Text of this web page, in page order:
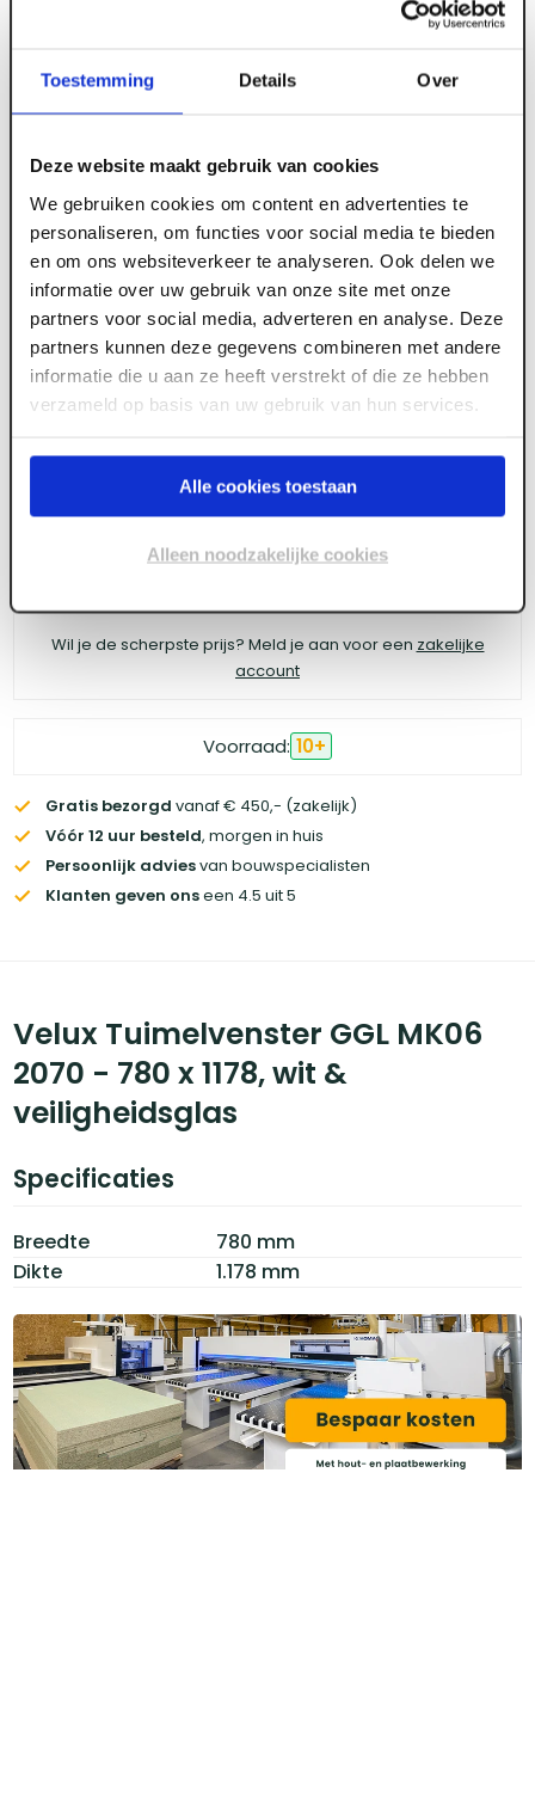
Toestemming Details Over
Deze website maakt gebruik van cookies
We gebruiken cookies om content en advertenties te
personaliseren, om functies voor social media te bieden
en om ons websiteverkeer te analyseren. Ook delen we
informatie over uw gebruik van onze site met onze
partners voor social media, adverteren en analyse. Deze
partners kunnen deze gegevens combineren met andere
informatie die u aan ze heeft verstrekt of die ze hebben
verzameld op basis van uw gebruik van hun services.
Alle cookies toestaan
Alleen noodzakelijke cookies
ART005704
Velux Tuimelvenster GGL MK06 2070 - 780 x
1178, wit & veiligheidsglas
te krijgen tot de prijzen.
Wil je de scherpste prijs? Meld je aan voor een zakelijke
account
Voorraad: 10+
Gratis bezorgd vanaf € 450,- (zakelijk)
Vóór 12 uur besteld, morgen in huis
Persoonlijk adviesvan bouwspecialisten
Klanten geven onseen 4.5 uit 5
Velux Tuimelvenster GGL MK06
2070 - 780 x 1178, wit &
veiligheidsglas
Specificaties
Breedte
780 mm
Dikte
1.178 mm